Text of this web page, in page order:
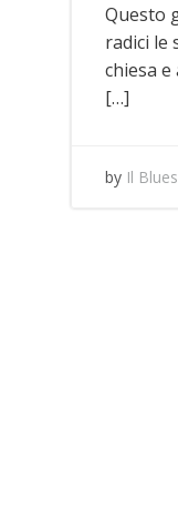
Questo
radici le
chiesa
[…]
by Il Blues